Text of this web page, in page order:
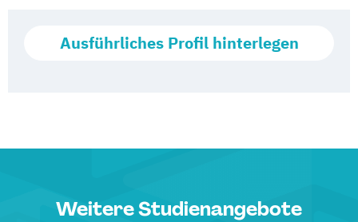
Ausführliches Profil hinterlegen
Weitere Studienangebote